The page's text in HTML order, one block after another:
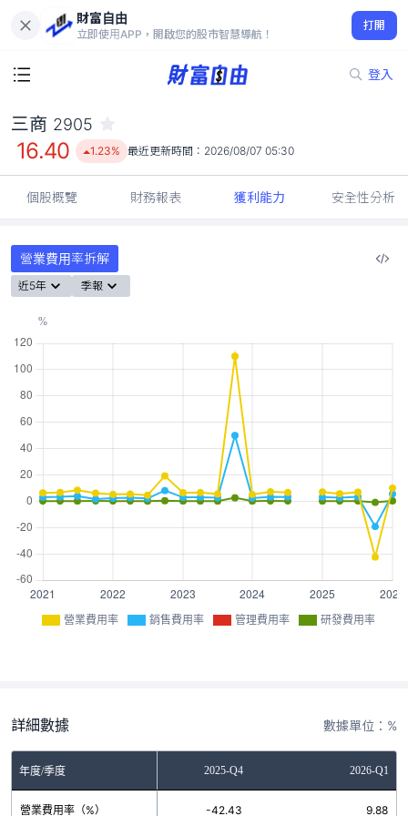
財富自由
立即使用APP，開啟您的股市智慧導航！
打開
登入
16.40
1.23%
三商 2905
16.40 1.23% 最近更新時間： 2026/08/07 05:30
個股概覽 財務報表 獲利能力 安全性分析
營業費用率拆解
近5年 季報
營業費用率 銷售費用率 管理費用率 研發費用率
詳細數據 數據單位：%
年度/季度2025-Q3 2025-Q4 2026-Q1
營業費用率（%）
6.89 -42.43 9.88